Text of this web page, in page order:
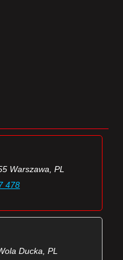
Warszawa, PL
478
Ducka, PL